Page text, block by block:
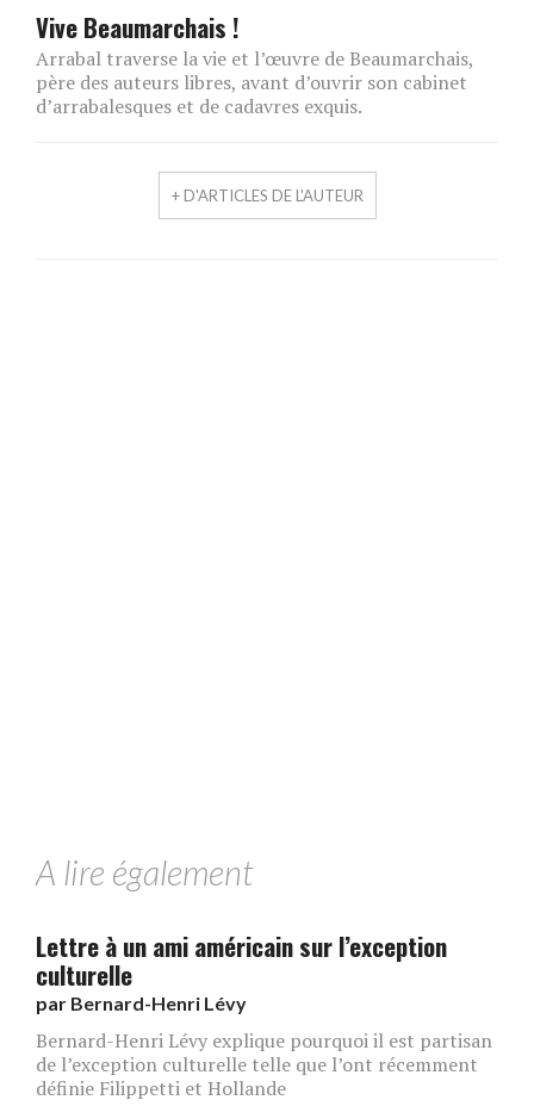
Vive Beaumarchais !
Arrabal traverse la vie et l’œuvre de Beaumarchais,
père des auteurs libres, avant d’ouvrir son cabinet
d’arrabalesques et de cadavres exquis.
+ D'ARTICLES DE L'AUTEUR
A lire également
Lettre à un ami américain sur l’exception
culturelle
par Bernard-Henri Lévy
Bernard-Henri Lévy explique pourquoi il est partisan
de l’exception culturelle telle que l’ont récemment
définie Filippetti et Hollande